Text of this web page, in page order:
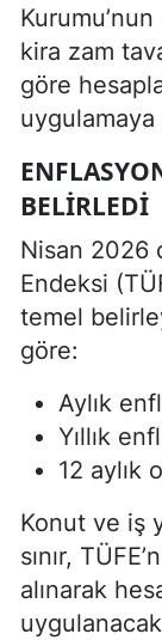
kira zam
göre
BELIRLEDI
Nisan 2026
Endeksi
temel
göre:
Aylık
Yıllık
12 aylık
Konut ve iş
sınır,
alınarak